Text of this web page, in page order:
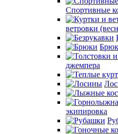
Спортивные
ветровки
джемпера
экипировка